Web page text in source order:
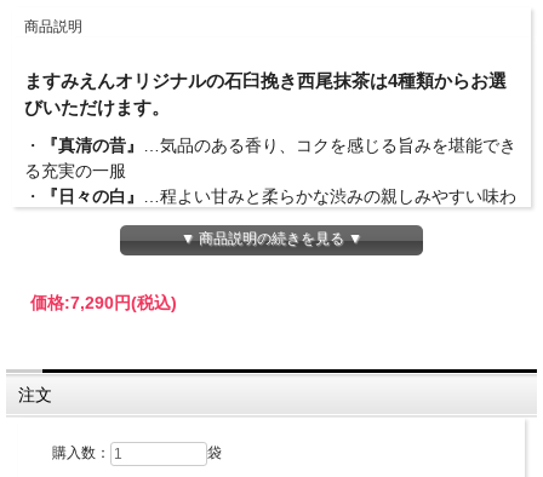
商品説明
ますみえんオリジナルの石臼挽き西尾抹茶は4種類からお選
びいただけます。
・
『真清の昔』
…気品のある香り、コクを感じる旨みを堪能でき
る充実の一服
・
『日々の白』
…程よい甘みと柔らかな渋みの親しみやすい味わ
『尾州みどり』…渋みと抹茶らしいほろ苦さがシャキッと頭を
・『徳用抹茶』…料理やお菓子作りにおすすめ
日常使い。おやつの時間に 『日々の白』
豊かな旨みの中に、程よい甘みと柔らかな渋み。
い親しみやすい味わいです。
▼ 商品説明の続きを見る ▼
価格:7,290円(税込)
注文
購入数： 袋